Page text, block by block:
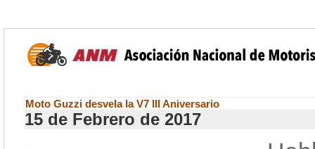
Moto Guzzi desvela la V7 III Aniversario
15 de Febrero de 2017